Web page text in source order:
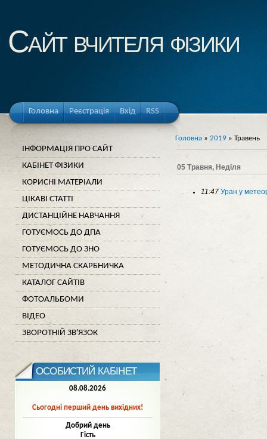
Cайт вчителя фізики
Головна Реєстрація Вхід RSS
Головна » 2019 » Травень
05 Травня, Неділя
11:47 Уран у
ІНФОРМАЦІЯ ПРО САЙТ
КАБІНЕТ ФІЗИКИ
КОРИСНІ МАТЕРІАЛИ
ЦІКАВІ СТАТТІ
ДИСТАНЦІЙНЕ НАВЧАННЯ
ГОТУЄМОСЬ ДО ДПА
ГОТУЄМОСЬ ДО ЗНО
МЕТОДИЧНА СКАРБНИЧКА
КАТАЛОГ САЙТІВ
ФОТОАЛЬБОМИ
ВІДЕО
ЗВОРОТНІЙ ЗВ'ЯЗОК
ОСОБИСТИЙ КАБІНЕТ
08.08.2026
Сьогодні перший день вихідних!
Добрий день
Гість